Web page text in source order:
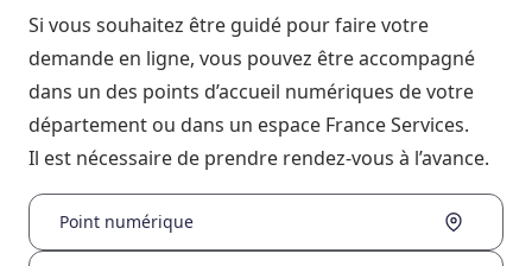
Si vous souhaitez être guidé pour faire votre
demande en ligne, vous pouvez être accompagné
dans un des points d’accueil numériques de votre
département ou dans un espace France Services.
Il est nécessaire de prendre rendez-vous à l’avance.
Point numérique